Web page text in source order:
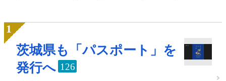
茨城県も「パスポート」を
発行へ 126